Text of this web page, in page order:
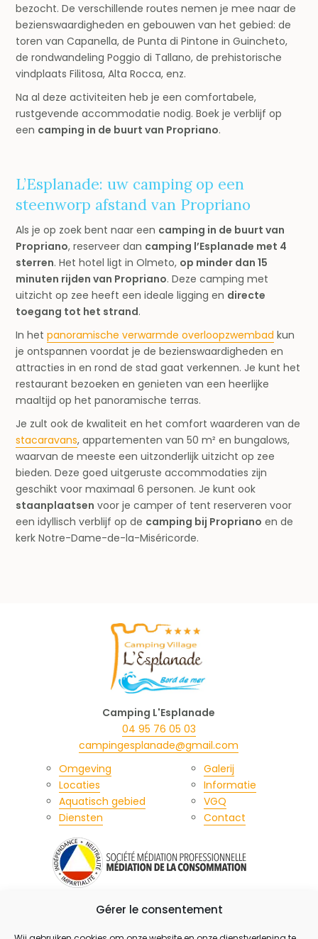
Gérer le consentement
bezocht. De verschillende routes nemen je mee naar de
bezienswaardigheden en gebouwen van het gebied: de
toren van Capanella, de Punta di Pintone in Guincheto,
de rondwandeling Poggio di Tallano, de prehistorische
vindplaats Filitosa, Alta Rocca, enz.
Na al deze activiteiten heb je een comfortabele,
rustgevende accommodatie nodig. Boek je verblijf op
een camping in de buurt van Propriano.
L’Esplanade: uw camping op een
steenworp afstand van Propriano
Als je op zoek bent naar een camping in de buurt van
Propriano, reserveer dan camping l’Esplanade met 4
sterren. Het hotel ligt in Olmeto, op minder dan 15
minuten rijden van Propriano. Deze camping met
uitzicht op zee heeft een ideale ligging en directe
toegang tot het strand.
In hetpanoramische verwarmde overloopzwembad kun
je ontspannen voordat je de bezienswaardigheden en
attracties in en rond de stad gaat verkennen. Je kunt het
restaurant bezoeken en genieten van een heerlijke
maaltijd op het panoramische terras.
Je zult ook de kwaliteit en het comfort waarderen van de
stacaravans, appartementen van 50 m² en bungalows,
waarvan de meeste een uitzonderlijk uitzicht op zee
bieden. Deze goed uitgeruste accommodaties zijn
geschikt voor maximaal 6 personen. Je kunt ook
staanplaatsen voor je camper of tent reserveren voor
een idyllisch verblijf op de camping bij Propriano en de
kerk Notre-Dame-de-la-Miséricorde.
Camping L'Esplanade
04 95 76 05 03
campingesplanade@gmail.com
Omgeving
Locaties
Aquatisch gebied
Diensten
Galerij
Informatie
VGQ
Contact
Juridische informatie
Privacybeleid & Beheer van persoonlijke gegevens